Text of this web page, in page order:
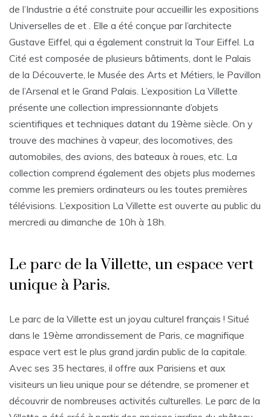
de l’Industrie a été construite pour accueillir les expositions
Universelles de et . Elle a été conçue par l’architecte
Gustave Eiffel, qui a également construit la Tour Eiffel. La
Cité est composée de plusieurs bâtiments, dont le Palais
de la Découverte, le Musée des Arts et Métiers, le Pavillon
de l’Arsenal et le Grand Palais. L’exposition La Villette
présente une collection impressionnante d’objets
scientifiques et techniques datant du 19ème siècle. On y
trouve des machines à vapeur, des locomotives, des
automobiles, des avions, des bateaux à roues, etc. La
collection comprend également des objets plus modernes
comme les premiers ordinateurs ou les toutes premières
télévisions. L’exposition La Villette est ouverte au public du
mercredi au dimanche de 10h à 18h.
Le parc de la Villette, un espace vert
unique à Paris.
Le parc de la Villette est un joyau culturel français ! Situé
dans le 19ème arrondissement de Paris, ce magnifique
espace vert est le plus grand jardin public de la capitale.
Avec ses 35 hectares, il offre aux Parisiens et aux
visiteurs un lieu unique pour se détendre, se promener et
découvrir de nombreuses activités culturelles. Le parc de la